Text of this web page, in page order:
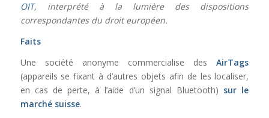
OIT, interprété à la lumière des dispositions
correspondantes du droit européen.
Faits
Une société anonyme commercialise desAirTags
(appareils se fixant à d’autres objets afin de les localiser,
en cas de perte, à l’aide d’un signal Bluetooth) sur le
marché suisse.